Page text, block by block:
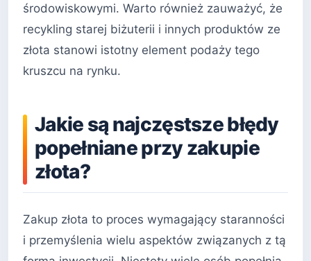
środowiskowymi. Warto również zauważyć, że
recykling starej biżuterii i innych produktów ze
złota stanowi istotny element podaży tego
kruszcu na rynku.
Jakie są najczęstsze błędy
popełniane przy zakupie
złota?
Zakup złota to proces wymagający staranności
i przemyślenia wielu aspektów związanych z tą